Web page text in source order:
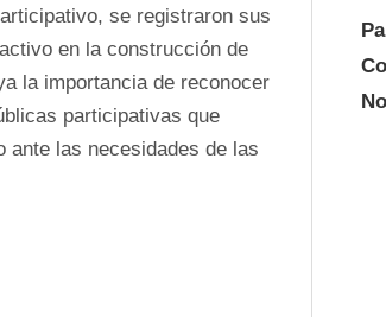
se registraron sus
en la construcción de
la importancia de reconocer
participativas que
ante las necesidades de las